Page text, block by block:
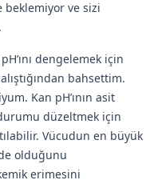
beklemiyor ve sizi
dengelemek için
bahsettim.
Kan pH’ının asit
düzeltmek için
Vücudun en büyük
olduğunu
erimesini